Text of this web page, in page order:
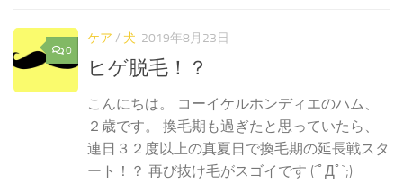
0
ケア / 犬 2019年8月23日
ヒゲ脱毛！？
こんにちは。 コーイケルホンディエのハム、
２歳です。 換毛期も過ぎたと思っていたら、
連日３２度以上の真夏日で換毛期の延長戦スタ
ート！？ 再び抜け毛がスゴイです (´ﾟДﾟ`;)